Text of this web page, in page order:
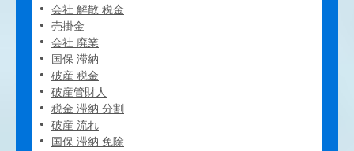
会社 解散 税金
売掛金
会社 廃業
国保 滞納
破産 税金
破産管財人
税金 滞納 分割
破産 流れ
国保 滞納 免除